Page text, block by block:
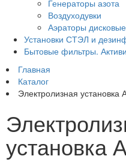
Генераторы азота
Воздуходувки
Аэраторы дисковые
Установки СТЭЛ и
Бытовые фильтры.
Главная
Каталог
Электролизная установка
установка